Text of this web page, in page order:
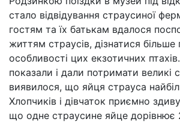
стало відвідування страусиної
гостям та їх батькам вдалося
життям страусів, дізнатися
особливості цих екзотичних
показали і дали потримати великі
виявилося, що яйця страуса
Хлопчиків і дівчаток приємно
що одне страусине яйце дорівнює